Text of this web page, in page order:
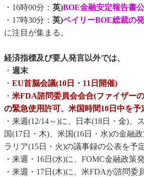
・16時00分： 英)BOE金融安定報告書
・17時30分： 英)ベイリーBOE総裁の
に注目が集まる。
経済指標及び要人発言以外では、
・ 週末
・ EU首脳会議(10日・11日開催)
・ 米FDA諮問委員会会合(ファイザー
の緊急使用許可、米国時間10日中を予
・来週(12/14～)に、日本(18日・金)、
国(17日・木)、米国(16日・水)の金融
ラリア(15日・火)の議事録の公表を予
・来週・16日(水)に、FOMC金融政策
・来週・17日(木)に、米FDAが諮問委